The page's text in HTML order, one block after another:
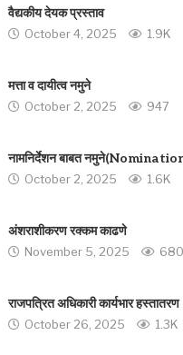
वैद्यकीय देयक प्रस्ताव
October 4, 2025 1.9K
मत्ता व दायीत्व नमुने
October 2, 2025 947
नामनिर्देशन बाबत
October 2, 2025 1.6K
अंशराशीकरण रक्कम काढणे
November 5, 2025 680
राजपत्रित अधिकारी कार्यभार
October 26, 2025 1.3K